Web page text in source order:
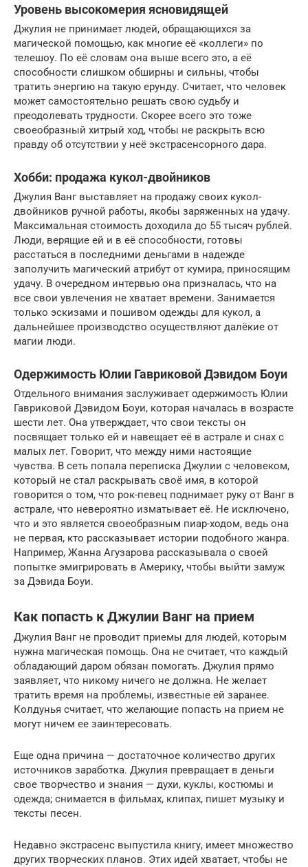
Уровень высокомерия ясновидящей
Джулия не принимает людей, обращающихся за
магической помощью, как многие её «коллеги» по
телешоу. По её словам она выше всего это, а её
способности слишком обширны и сильны, чтобы
тратить энергию на такую ерунду. Считает, что человек
может самостоятельно решать свою судьбу и
преодолевать трудности. Скорее всего это тоже
своеобразный хитрый ход, чтобы не раскрыть всю
правду об отсутствии у неё экстрасенсорного дара.
Хобби: продажа кукол-двойников
Джулия Ванг выставляет на продажу своих кукол-
двойников ручной работы, якобы заряженных на удачу.
Максимальная стоимость доходила до 55 тысяч рублей.
Люди, верящие ей и в её способности, готовы
расстаться в последними деньгами в надежде
заполучить магический атрибут от кумира, приносящим
удачу. В очередном интервью она призналась, что на
все свои увлечения не хватает времени. Занимается
только эскизами и пошивом одежды для кукол, а
дальнейшее производство осуществляют далёкие от
магии люди.
Одержимость Юлии Гавриковой Дэвидом Боуи
Отдельного внимания заслуживает одержимость Юлии
Гавриковой Дэвидом Боуи, которая началась в возрасте
шести лет. Она утверждает, что свои тексты он
посвящает только ей и навещает её в астрале и снах с
малых лет. Говорит, что между ними настоящие
чувства. В сеть попала переписка Джулии с человеком,
который не стал раскрывать своё имя, в которой
говорится о том, что рок-певец поднимает руку от Ванг в
астрале, что невероятно изматывает её. Не исключено,
что и это является своеобразным пиар-ходом, ведь она
не первая, кто рассказывает истории подобного жанра.
Например, Жанна Агузарова рассказывала о своей
попытке эмигрировать в Америку, чтобы выйти замуж
за Дэвида Боуи.
Как попасть к Джулии Ванг на прием
Джулия Ванг не проводит приемы для людей, которым
нужна магическая помощь. Она не считает, что каждый
обладающий даром обязан помогать. Джулия прямо
заявляет, что никому ничего не должна. Не желает
тратить время на проблемы, известные ей заранее.
Колдунья считает, что желающие попасть на прием не
могут ничем ее заинтересовать.
Еще одна причина — достаточное количество других
источников заработка. Джулия превращает в деньги
свое творчество и знания — духи, куклы, костюмы и
одежда; снимается в фильмах, клипах, пишет музыку и
тексты песен.
Недавно экстрасенс выпустила книгу, имеет множество
других творческих планов. Этих идей хватает, чтобы не